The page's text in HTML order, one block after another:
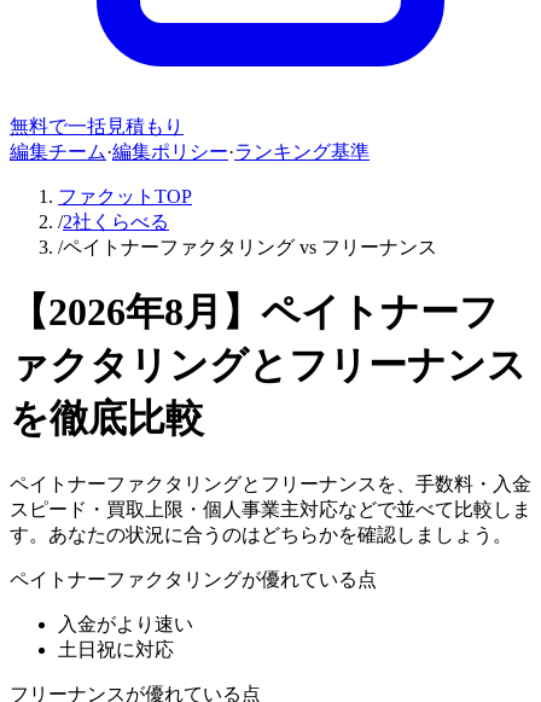
無料で一括見積もり
編集チーム·編集ポリシー·ランキング基準
ファクットTOP
/2社くらべる
/ペイトナーファクタリング vs フリーナンス
【2026年8月 】 ペイトナーフ
ァクタリングと フリーナンス
を徹底比較
ペイトナーファクタリングと フリーナンス を、手数料・入金
スピード・買取上限・個人事業主対応などで並べて比較しま
す。あなたの状況に合うのはどちらかを確認しましょう。
ペイトナーファクタリングが優れている点
入金がより速い
土日祝に対応
フリーナンスが優れている点